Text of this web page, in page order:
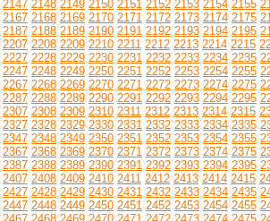
2147 2148 2149 2150 2151 2152 2153 2154 2155
2167 2168 2169 2170 2171 2172 2173 2174 2175
2187 2188 2189 2190 2191 2192 2193 2194 2195
2207 2208 2209 2210 2211 2212 2213 2214 2215
2227 2228 2229 2230 2231 2232 2233 2234 2235
2247 2248 2249 2250 2251 2252 2253 2254 2255
2267 2268 2269 2270 2271 2272 2273 2274 2275
2287 2288 2289 2290 2291 2292 2293 2294 2295
2307 2308 2309 2310 2311 2312 2313 2314 2315
2327 2328 2329 2330 2331 2332 2333 2334 2335
2347 2348 2349 2350 2351 2352 2353 2354 2355
2367 2368 2369 2370 2371 2372 2373 2374 2375
2387 2388 2389 2390 2391 2392 2393 2394 2395
2407 2408 2409 2410 2411 2412 2413 2414 2415
2427 2428 2429 2430 2431 2432 2433 2434 2435
2447 2448 2449 2450 2451 2452 2453 2454 2455